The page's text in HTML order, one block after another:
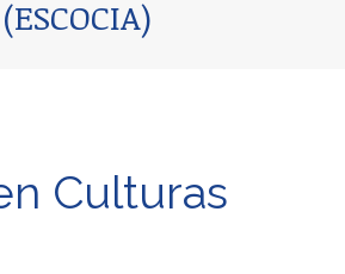
(ESCOCIA)
Culturas